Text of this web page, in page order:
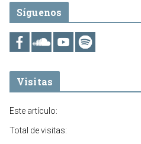
Síguenos
Visitas
Este artículo:
Total de visitas: